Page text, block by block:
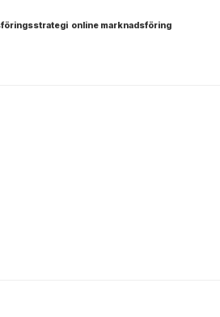
online marknadsföring